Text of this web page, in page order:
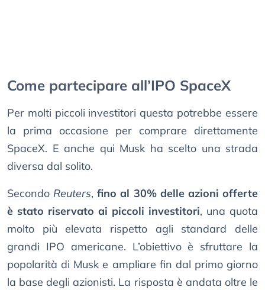
Come partecipare all’IPO SpaceX
Per molti piccoli investitori questa potrebbe essere
la prima occasione per comprare direttamente
SpaceX. E anche qui Musk ha scelto una strada
diversa dal solito.
Secondo Reuters,fino al 30% delle azioni offerte
è stato riservato ai piccoli investitori, una quota
molto più elevata rispetto agli standard delle
grandi IPO americane. L’obiettivo è sfruttare la
popolarità di Musk e ampliare fin dal primo giorno
la base degli azionisti. La risposta è andata oltre le